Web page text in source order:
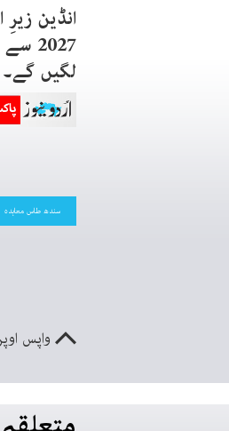
انڈین
لگیں گے۔
سندھ طاس معاہدہ
واپس